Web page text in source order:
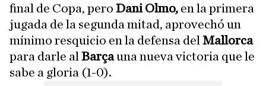
final de Copa, pero Dani Olmo, en la primera
jugada de la segunda mitad, aprovechó un
mínimo resquicio en la defensa del Mallorca
para darle al Barçauna nueva victoria que le
sabe a gloria (1-0).